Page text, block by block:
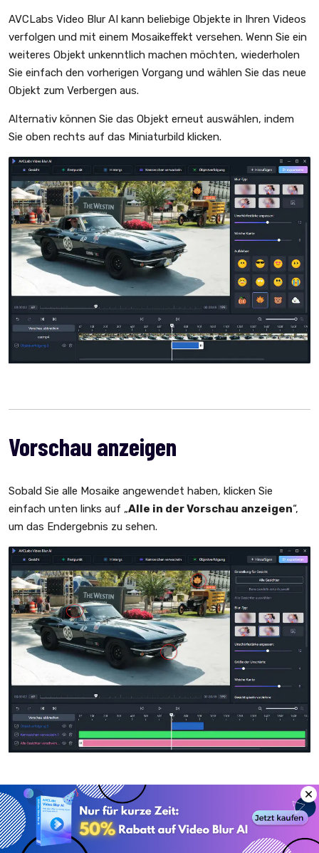
AVCLabs Video Blur AI kann beliebige Objekte in Ihren Videos
verfolgen und mit einem Mosaikeffekt versehen. Wenn Sie ein
weiteres Objekt unkenntlich machen möchten, wiederholen
Sie einfach den vorherigen Vorgang und wählen Sie das neue
Objekt zum Verbergen aus.
Alternativ können Sie das Objekt erneut auswählen, indem
Sie oben rechts auf das Miniaturbild klicken.
Vorschau anzeigen
Sobald Sie alle Mosaike angewendet haben, klicken Sie
einfach unten links auf „Alle in der Vorschau anzeigen“,
um das Endergebnis zu sehen.
Video exportieren